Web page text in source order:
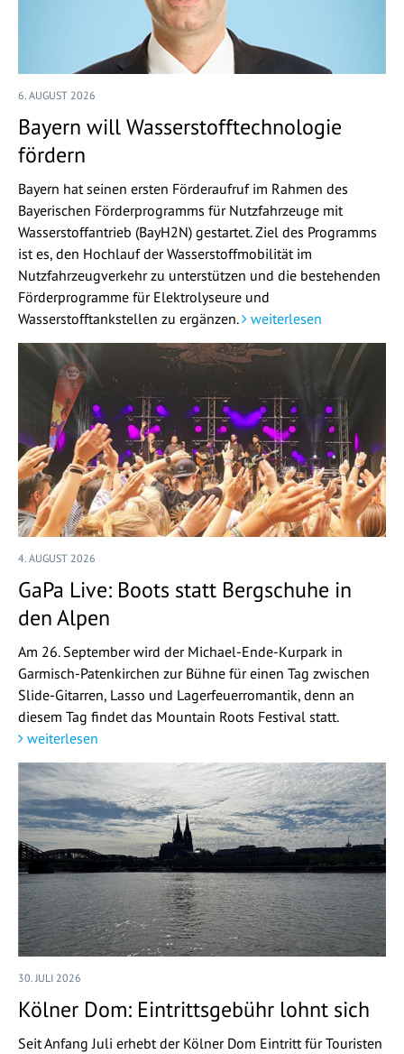
6. AUGUST 2026
Bayern will Wasserstofftechnologie
fördern
Bayern hat seinen ersten Förderaufruf im Rahmen des
Bayerischen Förderprogramms für Nutzfahrzeuge mit
Wasserstoffantrieb (BayH2N) gestartet. Ziel des Programms
ist es, den Hochlauf der Wasserstoffmobilität im
Nutzfahrzeugverkehr zu unterstützen und die bestehenden
Förderprogramme für Elektrolyseure und
Wasserstofftankstellen zu ergänzen.
weiterlesen
4. AUGUST 2026
GaPa Live: Boots statt Bergschuhe in
den Alpen
Am 26. September wird der Michael-Ende-Kurpark in
Garmisch-Patenkirchen zur Bühne für einen Tag zwischen
Slide-Gitarren, Lasso und Lagerfeuerromantik, denn an
diesem Tag findet das Mountain Roots Festival statt.
weiterlesen
30. JULI 2026
Kölner Dom: Eintrittsgebühr lohnt sich
Seit Anfang Juli erhebt der Kölner Dom Eintritt für Touristen